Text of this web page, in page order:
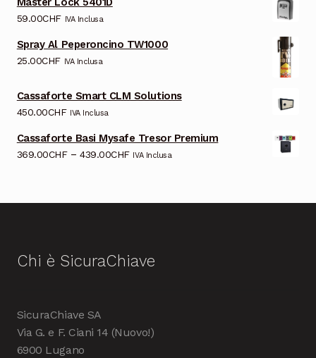
59.00CHF IVA Inclusa
Spray Al Peperoncino TW1000
25.00CHF IVA Inclusa
Cassaforte Smart CLM Solutions
450.00CHF IVA Inclusa
Cassaforte Basi Mysafe Tresor Premium
369.00CHF–439.00CHF IVA Inclusa
Chi è SicuraChiave
SicuraChiave SA
Via G. e F. Ciani 14 (Nuovo!)
6900 Lugano